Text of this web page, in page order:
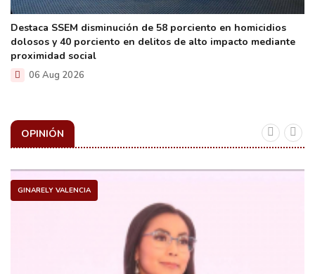
Destaca SSEM disminución de 58 porciento en homicidios
dolosos y 40 porciento en delitos de alto impacto mediante
proximidad social
06 Aug 2026
OPINIÓN
GINARELY VALENCIA